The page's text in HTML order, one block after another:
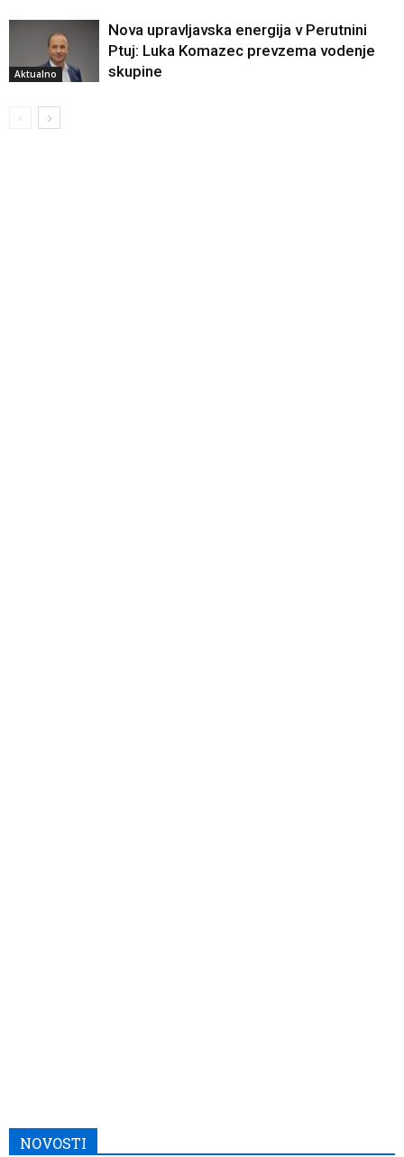
Aktualno
Nova upravljavska energija v Perutnini
Ptuj: Luka Komazec prevzema vodenje
skupine
NOVOSTI